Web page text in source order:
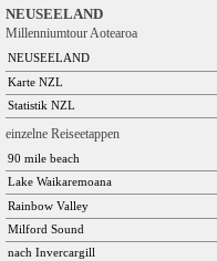
NEUSEELAND
Millenniumtour Aotearoa
NEUSEELAND
Karte NZL
Statistik NZL
einzelne Reiseetappen
90 mile beach
Lake Waikaremoana
Rainbow Valley
Milford Sound
nach Invercargill